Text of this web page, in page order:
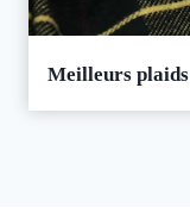
Meilleurs plaids